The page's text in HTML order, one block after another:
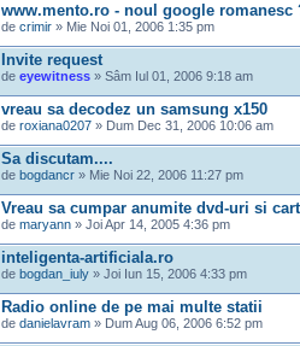
www.mento.ro - noul google romanesc
de crimir » Mie Noi 01, 2006 1:35 pm
Invite request
de eyewitness » Sâm Iul 01, 2006 9:18 am
vreau sa decodez un samsung x150
de roxiana0207 » Dum Dec 31, 2006 10:06 am
Sa discutam....
de bogdancr » Mie Noi 22, 2006 11:27 pm
Vreau sa cumpar anumite dvd-uri si
de maryann » Joi Apr 14, 2005 4:36 pm
inteligenta-artificiala.ro
de bogdan_iuly » Joi Iun 15, 2006 4:33 pm
Radio online de pe mai multe statii
de danielavram » Dum Aug 06, 2006 6:52 pm